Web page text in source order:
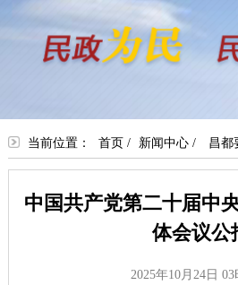
当前位置： 首页 / 新闻中心/ 昌都
中国共产党第二十届中
体会议公
2025年10月24日 03